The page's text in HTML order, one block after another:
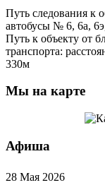
Путь следования к
автобусы № 6, 6а,
Путь к объекту от
транспорта:
330м
Мы на карте
Афиша
28 Мая 2026